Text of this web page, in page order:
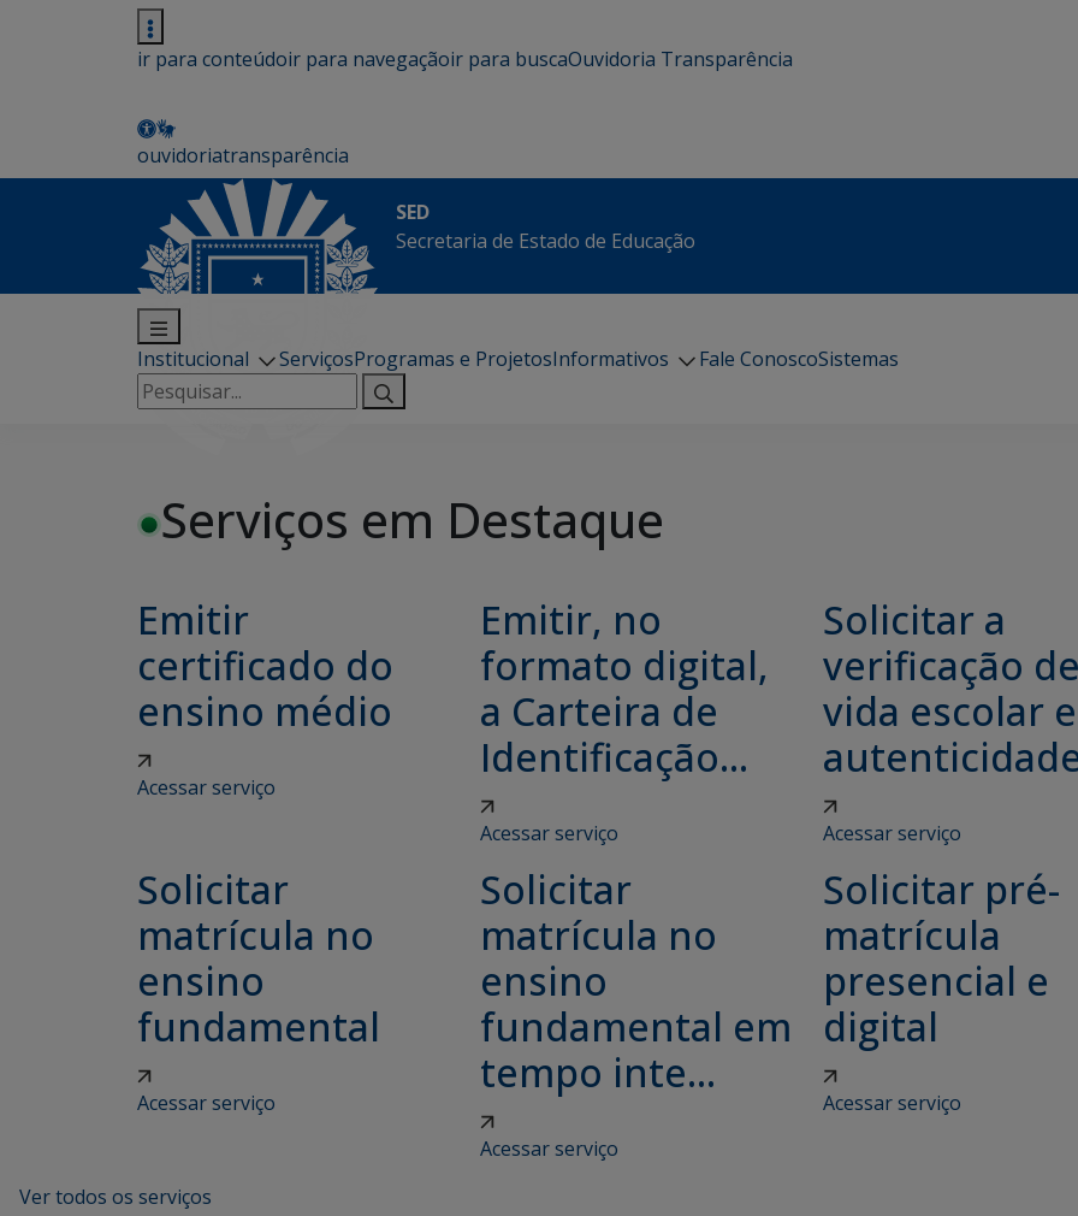
ir para conteúdoir para navegaçãoir para buscaOuvidoria Transparência
ouvidoriatransparência
SED
Secretaria de Estado de Educação
Institucional ServiçosProgramas e ProjetosInformativos Fale ConoscoSistemas
Pesquisar
por:
Serviços em Destaque
Emitir
certificado do
ensino médio
Acessar serviço
Emitir, no
formato digital,
a Carteira de
Identificação...
Acessar serviço
Solicitar a
verificação de
vida escolar e
Acessar serviço
Solicitar
matrícula no
ensino
fundamental
Acessar serviço
Solicitar
matrícula no
ensino
fundamental em
tempo inte...
Acessar serviço
Solicitar pré-
matrícula
presencial e
digital
Acessar serviço
Ver todos os serviços